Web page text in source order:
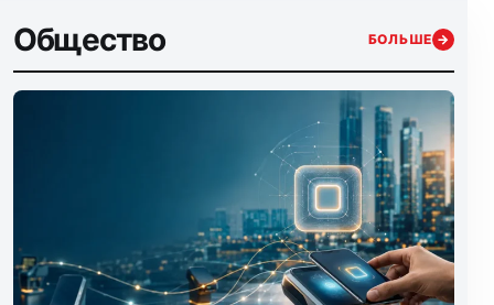
Общество БОЛЬШЕ →